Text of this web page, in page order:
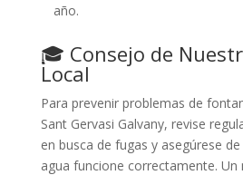
año.
🎓 Consejo de
Local
Para prevenir problemas de
Sant Gervasi Galvany, revise
en busca de fugas y asegúrese
agua funcione correctamente.